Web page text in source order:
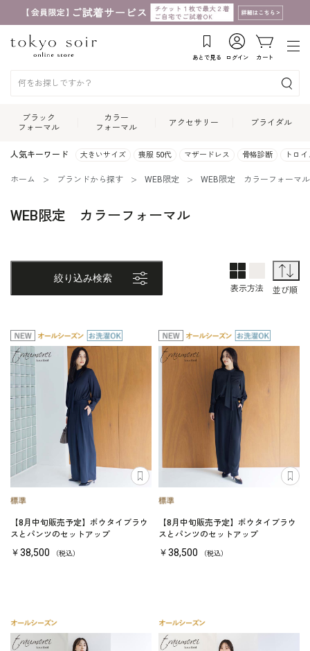
あとで見る ログイン カート
ブラック
フォーマル
カラー
フォーマル
アクセサリー ブライダル
人気キーワード 大きいサイズ 喪服 50代 マザードレス 骨格診断 トロ
ホーム ブランドから探す WEB限定 WEB限定 カラーフォーマル
WEB限定 カラーフォーマル
絞り込み検索
表示方法
1列表示
並び順
【8月中旬販売予定】ボウタイブラウ
スとパンツのセットアップ
￥38,500 （税込）
【8月中旬販売予定】ボウタイブラウ
スとパンツのセットアップ
￥38,500 （税込）